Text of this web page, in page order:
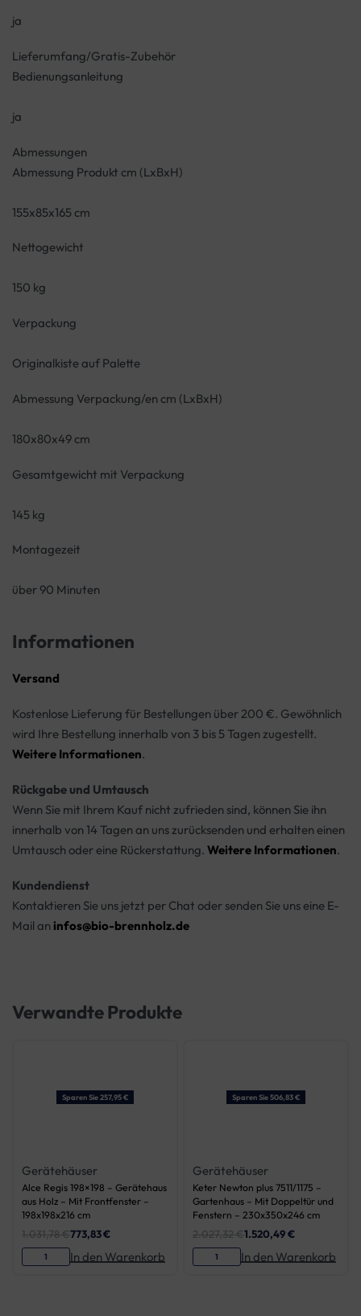
ja
Lieferumfang/Gratis-Zubehör
Bedienungsanleitung
ja
Abmessungen
Abmessung Produkt cm (LxBxH)
155x85x165 cm
Nettogewicht
150 kg
Verpackung
Originalkiste auf Palette
Abmessung Verpackung/en cm (LxBxH)
180x80x49 cm
Gesamtgewicht mit Verpackung
145 kg
Montagezeit
über 90 Minuten
Informationen
Versand
Kostenlose Lieferung für Bestellungen über 200 €. Gewöhnlich
wird Ihre Bestellung innerhalb von 3 bis 5 Tagen zugestellt.
Weitere Informationen.
Rückgabe und Umtausch
Wenn Sie mit Ihrem Kauf nicht zufrieden sind, können Sie ihn
innerhalb von 14 Tagen an uns zurücksenden und erhalten einen
Umtausch oder eine Rückerstattung. Weitere Informationen.
Kundendienst
Kontaktieren Sie uns jetzt per Chat oder senden Sie uns eine E-
Mail an infos@bio-brennholz.de
Verwandte Produkte
Sparen Sie 257,95 €
Gerätehäuser
Alce Regis 198×198 – Gerätehaus
aus Holz – Mit Frontfenster –
198x198x216 cm
1.031,78€773,83€
In den Warenkorb
Sparen Sie 506,83 €
Gerätehäuser
Keter Newton plus 7511/1175 –
Gartenhaus – Mit Doppeltür und
Fenstern – 230x350x246 cm
2.027,32€1.520,49€
In den Warenkorb